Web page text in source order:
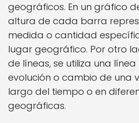
geográficos. En un gráfico
altura de cada barra
medida o cantidad
lugar geográfico. Por otro
de líneas, se utiliza una
evolución o cambio de una
largo del tiempo o en
geográficas.